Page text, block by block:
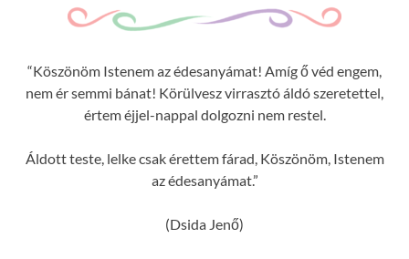
“Köszönöm Istenem az édesanyámat! Amíg ő véd engem,
nem ér semmi bánat! Körülvesz virrasztó áldó szeretettel,
értem éjjel-nappal dolgozni nem restel.
Áldott teste, lelke csak érettem fárad, Köszönöm, Istenem
az édesanyámat.”
(Dsida Jenő)